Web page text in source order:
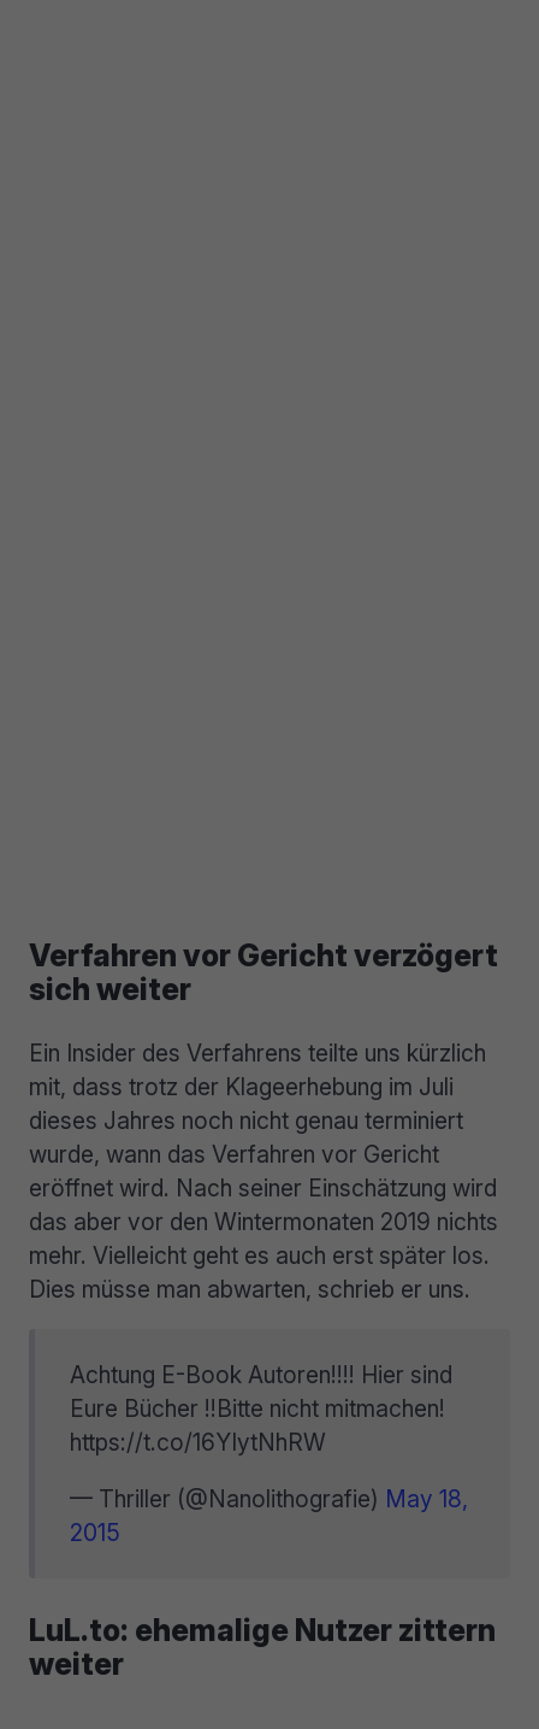
Verfahren vor Gericht verzögert
sich weiter
Ein Insider des Verfahrens teilte uns kürzlich
mit, dass trotz der Klageerhebung im Juli
dieses Jahres noch nicht genau terminiert
wurde, wann das Verfahren vor Gericht
eröffnet wird. Nach seiner Einschätzung wird
das aber vor den Wintermonaten 2019 nichts
mehr. Vielleicht geht es auch erst später los.
Dies müsse man abwarten, schrieb er uns.
Achtung E-Book Autoren!!!! Hier sind
Eure Bücher !!Bitte nicht mitmachen!
https://t.co/16YIytNhRW
— Thriller (@Nanolithografie) May 18,
2015
LuL.to: ehemalige Nutzer zittern
weiter